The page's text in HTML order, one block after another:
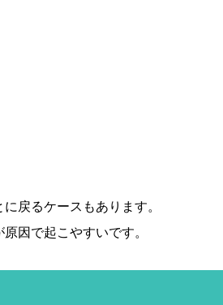
戻るケースもあります。
因で起こやすいです。